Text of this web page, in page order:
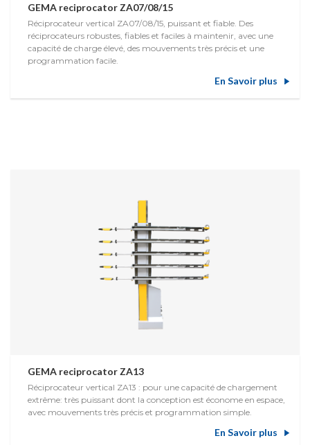
GEMA reciprocator ZA07/08/15
Réciprocateur vertical ZA07/08/15, puissant et fiable. Des
réciprocateurs robustes, fiables et faciles à maintenir, avec une
capacité de charge élevé, des mouvements très précis et une
programmation facile.
En Savoir plus
GEMA reciprocator ZA13
Réciprocateur vertical ZA13 : pour une capacité de chargement
extrême: très puissant dont la conception est économe en espace,
avec mouvements très précis et programmation simple.
En Savoir plus